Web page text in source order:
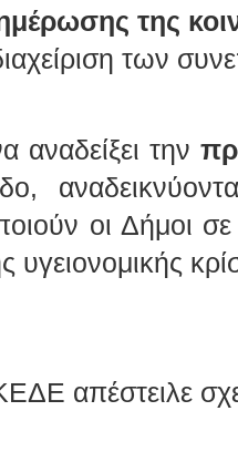
της
των
αναδείξει την
οι Δήμοι
υγειονομικής
απέστειλε